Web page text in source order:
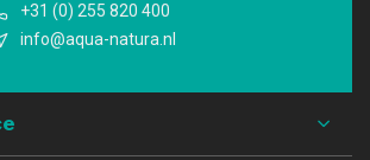
+31 (0) 255 820 400
info@aqua-natura.nl